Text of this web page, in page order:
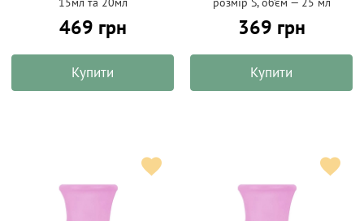
469 грн
Купити
369 грн
Купити